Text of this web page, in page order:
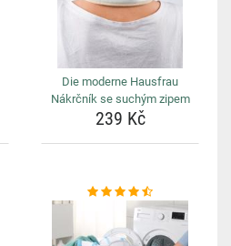
Die moderne Hausfrau
Nákrčník se suchým zipem
239 Kč